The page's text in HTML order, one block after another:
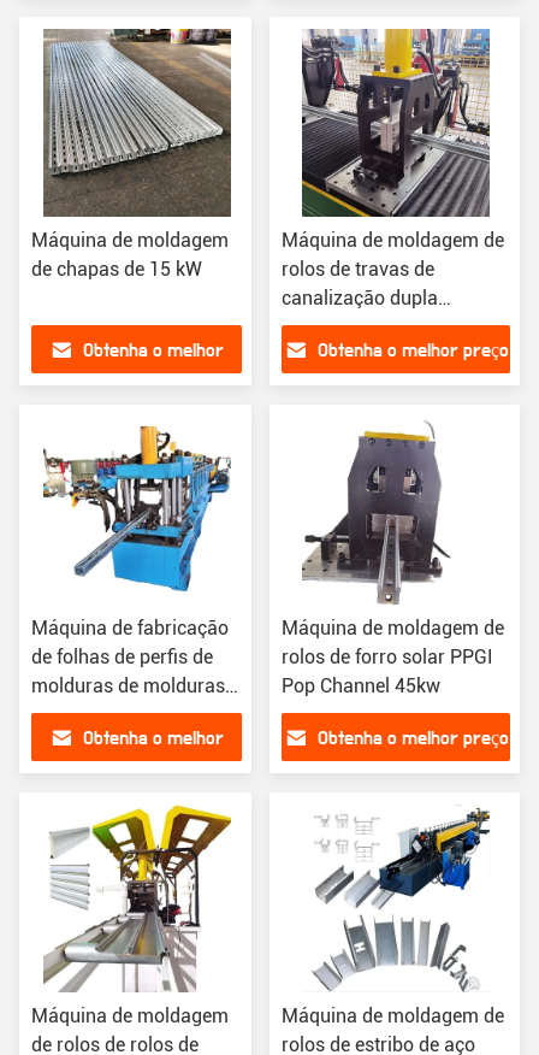
Máquina de moldagem
de chapas de 15 kW
Obtenha o melhor
Máquina de moldagem de
rolos de travas de
canalização dupla
camada 380V
Obtenha o melhor preço
Máquina de fabricação
de folhas de perfis de
molduras de molduras
de rolos
Obtenha o melhor
Máquina de moldagem de
rolos de forro solar PPGI
Pop Channel 45kw
Obtenha o melhor preço
Máquina de moldagem
de rolos de rolos de
Máquina de moldagem de
rolos de estribo de aço